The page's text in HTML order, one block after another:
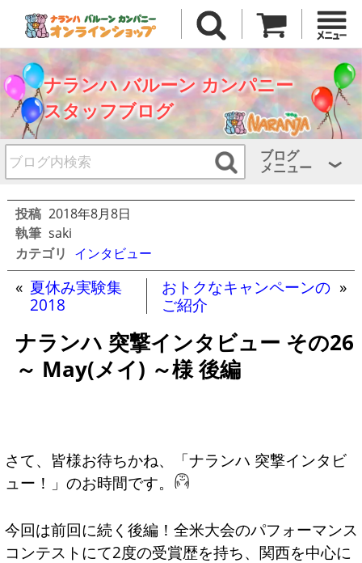
ナランハ バルーン カンパニー
スタッフブログ
ブログ
メニュー
投稿 2018年8月8日
執筆 saki
カテゴリ インタビュー
« 夏休み実験集
2018
おトクなキャンペーンの
ご紹介
»
ナランハ 突撃インタビュー その26
～ May(メイ) ～様 後編
さて、皆様お待ちかね、「ナランハ 突撃インタビ
ュー！」のお時間です。
今回は前回に続く後編！全米大会のパフォーマンス
コンテストにて2度の受賞歴を持ち、関西を中心に